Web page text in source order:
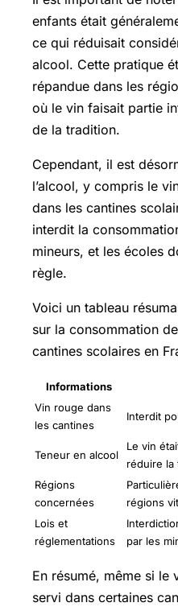
enfants était
ce qui réduisait
alcool. Cette pratique
répandue dans les
où le vin faisait partie
de la tradition.
Cependant, il est
l’alcool, y compris le
dans les cantines
interdit la
mineurs, et les écoles
règle.
Voici un tableau
sur la consommation
cantines scolaires en
Informations
Vin rouge dans
les cantines
Interdit
Teneur en alcool
Le vin
réduire la
Régions
concernées
régions
Lois et
réglementations
par les
En résumé, même si
servi dans certaines